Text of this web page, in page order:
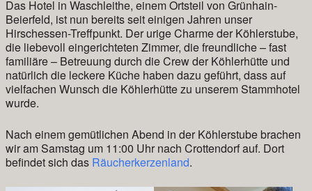
Das Hotel in Waschleithe, einem Ortsteil von Grünhain-
Beierfeld, ist nun bereits seit einigen Jahren unser
Hirschessen-Treffpunkt. Der urige Charme der Köhlerstube,
die liebevoll eingerichteten Zimmer, die freundliche – fast
familiäre – Betreuung durch die Crew der Köhlerhütte und
natürlich die leckere Küche haben dazu geführt, dass auf
vielfachen Wunsch die Köhlerhütte zu unserem Stammhotel
wurde.
Nach einem gemütlichen Abend in der Köhlerstube brachen
wir am Samstag um 11:00 Uhr nach Crottendorf auf. Dort
befindet sich das Räucherkerzenland.